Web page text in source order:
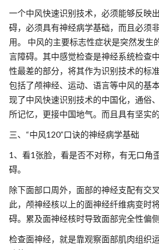
一个中风快速识别技术，必须能够反映
碍，必须具有神经病学基础，而且必须
用。 中风的主要标志性症状是突然发生
言障碍。其中感觉检查是神经系统检查
性最差的部分，将其作为识别技术的标
包括了颅神经、运动、语言等中风的基
现了中风快速识别技术的中国化，通俗
所记忆，更接中国地气。而且具有坚实
三、“中风120”口诀的神经病学基础
1、看1张脸，看是否不对称，有无口角
碍。
除下面部口周外，面部的神经支配有交
此，颅神经核以上的面神经纤维病变时
碍。累及面神经核时导致面部完全性偏侧
检查面神经，就是靠观察面部肌肉组织